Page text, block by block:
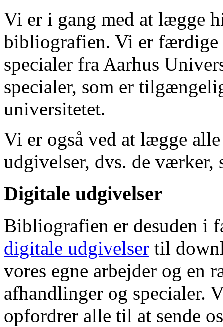
Vi er i gang med at lægge
bibliografien. Vi er færdige
specialer fra Aarhus
specialer, som er
universitetet.
Vi er også ved at lægge
udgivelser, dvs. de værker,
Digitale udgivelser
Bibliografien er desuden i
digitale udgivelser til
vores egne arbejder og en
afhandlinger og specialer.
opfordrer alle til at sende